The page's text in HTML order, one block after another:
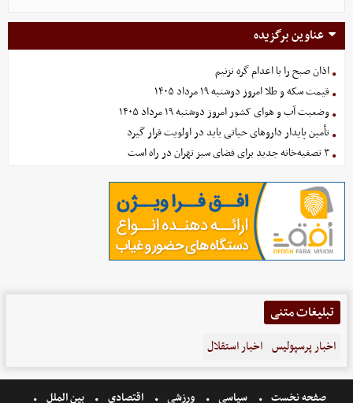
عناوین برگزیده
اذان صبح را با اعدام گره نزنیم
قیمت سکه و طلا امروز دوشنبه ۱۹ مرداد ۱۴۰۵
وضعیت آب و هوای کشور امروز دوشنبه ۱۹ مرداد ۱۴۰۵
تأمین پایدار داروهای حیاتی باید در اولویت قرار گیرد
۳ تصفیه‌خانه جدید برای فضای سبز تهران در راه است
تبلیغات متنی
اخبار پرسپولیس اخبار استقلال
صفحه نخست سیاسی ورزشی اقتصادی بین الملل